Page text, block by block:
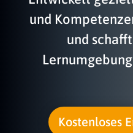
und
und
Kostenloses